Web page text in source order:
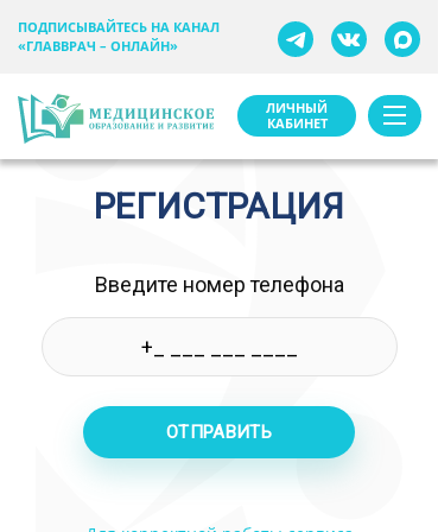
ПОДПИСЫВАЙТЕСЬ НА КАНАЛ
«ГЛАВВРАЧ – ОНЛАЙН»
ЛИЧНЫЙ
КАБИНЕТ
РЕГИСТРАЦИЯ
Введите номер телефона
ОТПРАВИТЬ